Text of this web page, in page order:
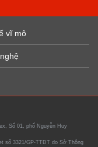
vĩ mô
Số 01, phố Nguyễn Huy
số 3321/GP-TTĐT do Sở Thông